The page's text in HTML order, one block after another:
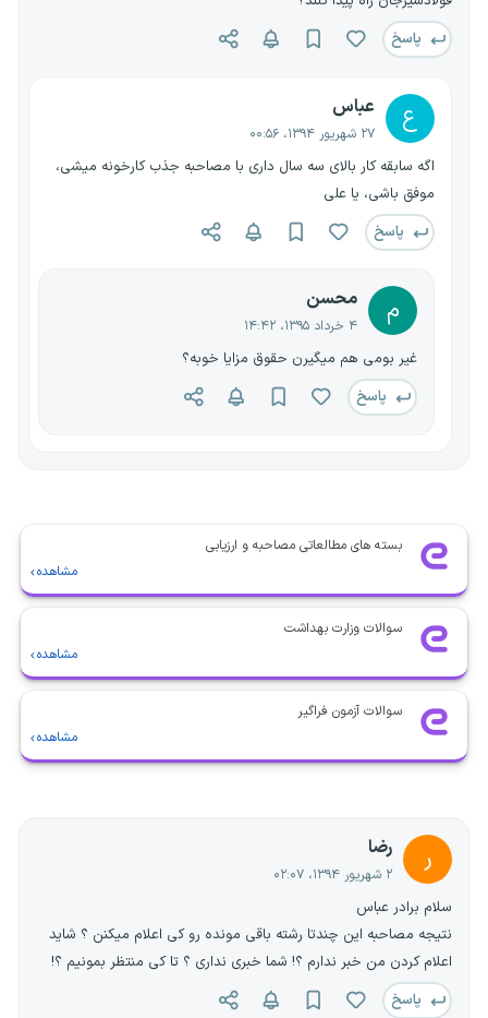
پاسخ
ع عباس
۲۷ شهریور ۱۳۹۴، ۰۰:۵۶
اگه سابقه کار بالای سه سال داری با مصاحبه جذب کارخونه میشی،
موفق باشی، یا علی
پاسخ
م محسن
۴ خرداد ۱۳۹۵، ۱۴:۴۲
غیر بومی هم میگیرن حقوق مزایا خوبه؟
پاسخ
بسته های مطالعاتی مصاحبه و ارزیابی
مشاهده
سوالات وزارت بهداشت
مشاهده
سوالات آزمون فراگیر
مشاهده
ر رضا
۲ شهریور ۱۳۹۴، ۰۲:۰۷
سلام برادر عباس
نتیجه مصاحبه این چندتا رشته باقی مونده رو کی اعلام میکنن ؟ شاید
اعلام کردن من خبر ندارم ؟! شما خبری نداری ؟ تا کی منتظر بمونیم ؟!
پاسخ